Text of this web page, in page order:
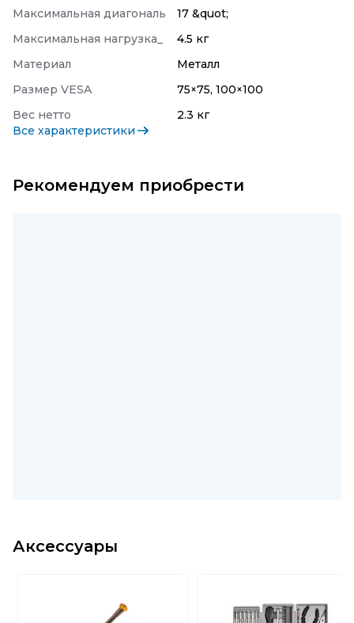
Максимальная диагональ
17 &quot;
Максимальная нагрузка_
4.5 кг
Материал
Металл
Размер VESA
75×75, 100×100
Вес нетто
2.3 кг
Все характеристики
Рекомендуем приобрести
Аксессуары